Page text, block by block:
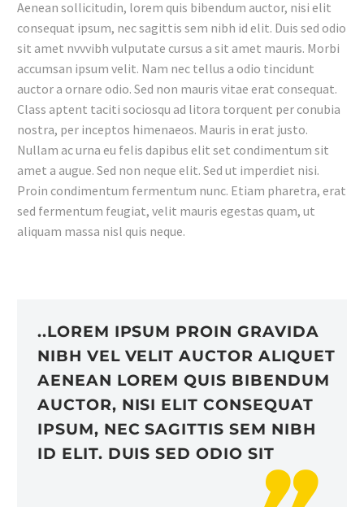
Aenean sollicitudin, lorem quis bibendum auctor, nisi elit
consequat ipsum, nec sagittis sem nibh id elit. Duis sed odio
sit amet nvvvibh vulputate cursus a sit amet mauris. Morbi
accumsan ipsum velit. Nam nec tellus a odio tincidunt
auctor a ornare odio. Sed non mauris vitae erat consequat.
Class aptent taciti sociosqu ad litora torquent per conubia
nostra, per inceptos himenaeos. Mauris in erat justo.
Nullam ac urna eu felis dapibus elit set condimentum sit
amet a augue. Sed non neque elit. Sed ut imperdiet nisi.
Proin condimentum fermentum nunc. Etiam pharetra, erat
sed fermentum feugiat, velit mauris egestas quam, ut
aliquam massa nisl quis neque.
..LOREM IPSUM PROIN GRAVIDA
NIBH VEL VELIT AUCTOR ALIQUET
AENEAN LOREM QUIS BIBENDUM
AUCTOR, NISI ELIT CONSEQUAT
IPSUM, NEC SAGITTIS SEM NIBH
ID ELIT. DUIS SED ODIO SIT
